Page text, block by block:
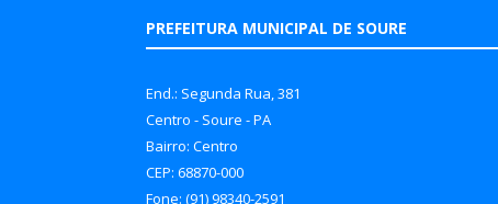
PREFEITURA MUNICIPAL DE SOURE
End.: Segunda Rua, 381
Centro - Soure - PA
Bairro: Centro
CEP: 68870-000
Fone: (91) 98340-2591